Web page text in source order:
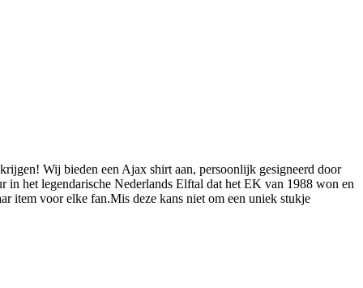
Wij bieden een Ajax shirt aan, persoonlijk gesigneerd door
in het legendarische Nederlands Elftal dat het EK van 1988 won en
item voor elke fan.Mis deze kans niet om een uniek stukje